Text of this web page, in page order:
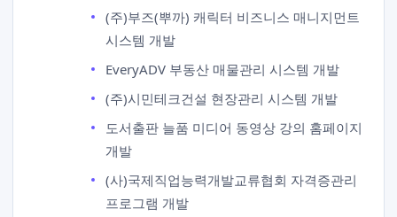
(주)부즈(뿌까) 캐릭터 비즈니스 매니지먼트
시스템 개발
EveryADV 부동산 매물관리 시스템 개발
(주)시민테크건설 현장관리 시스템 개발
도서출판 늘품 미디어 동영상 강의 홈페이지
개발
(사)국제직업능력개발교류협회 자격증관리
프로그램 개발